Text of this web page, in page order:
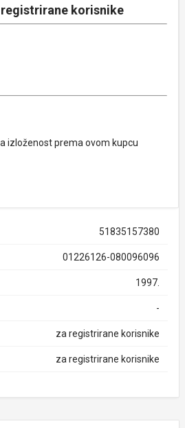
korisnike
izloženost prema ovom kupcu
51835157380
01226126-080096096
1997.
-
za registrirane korisnike
za registrirane korisnike